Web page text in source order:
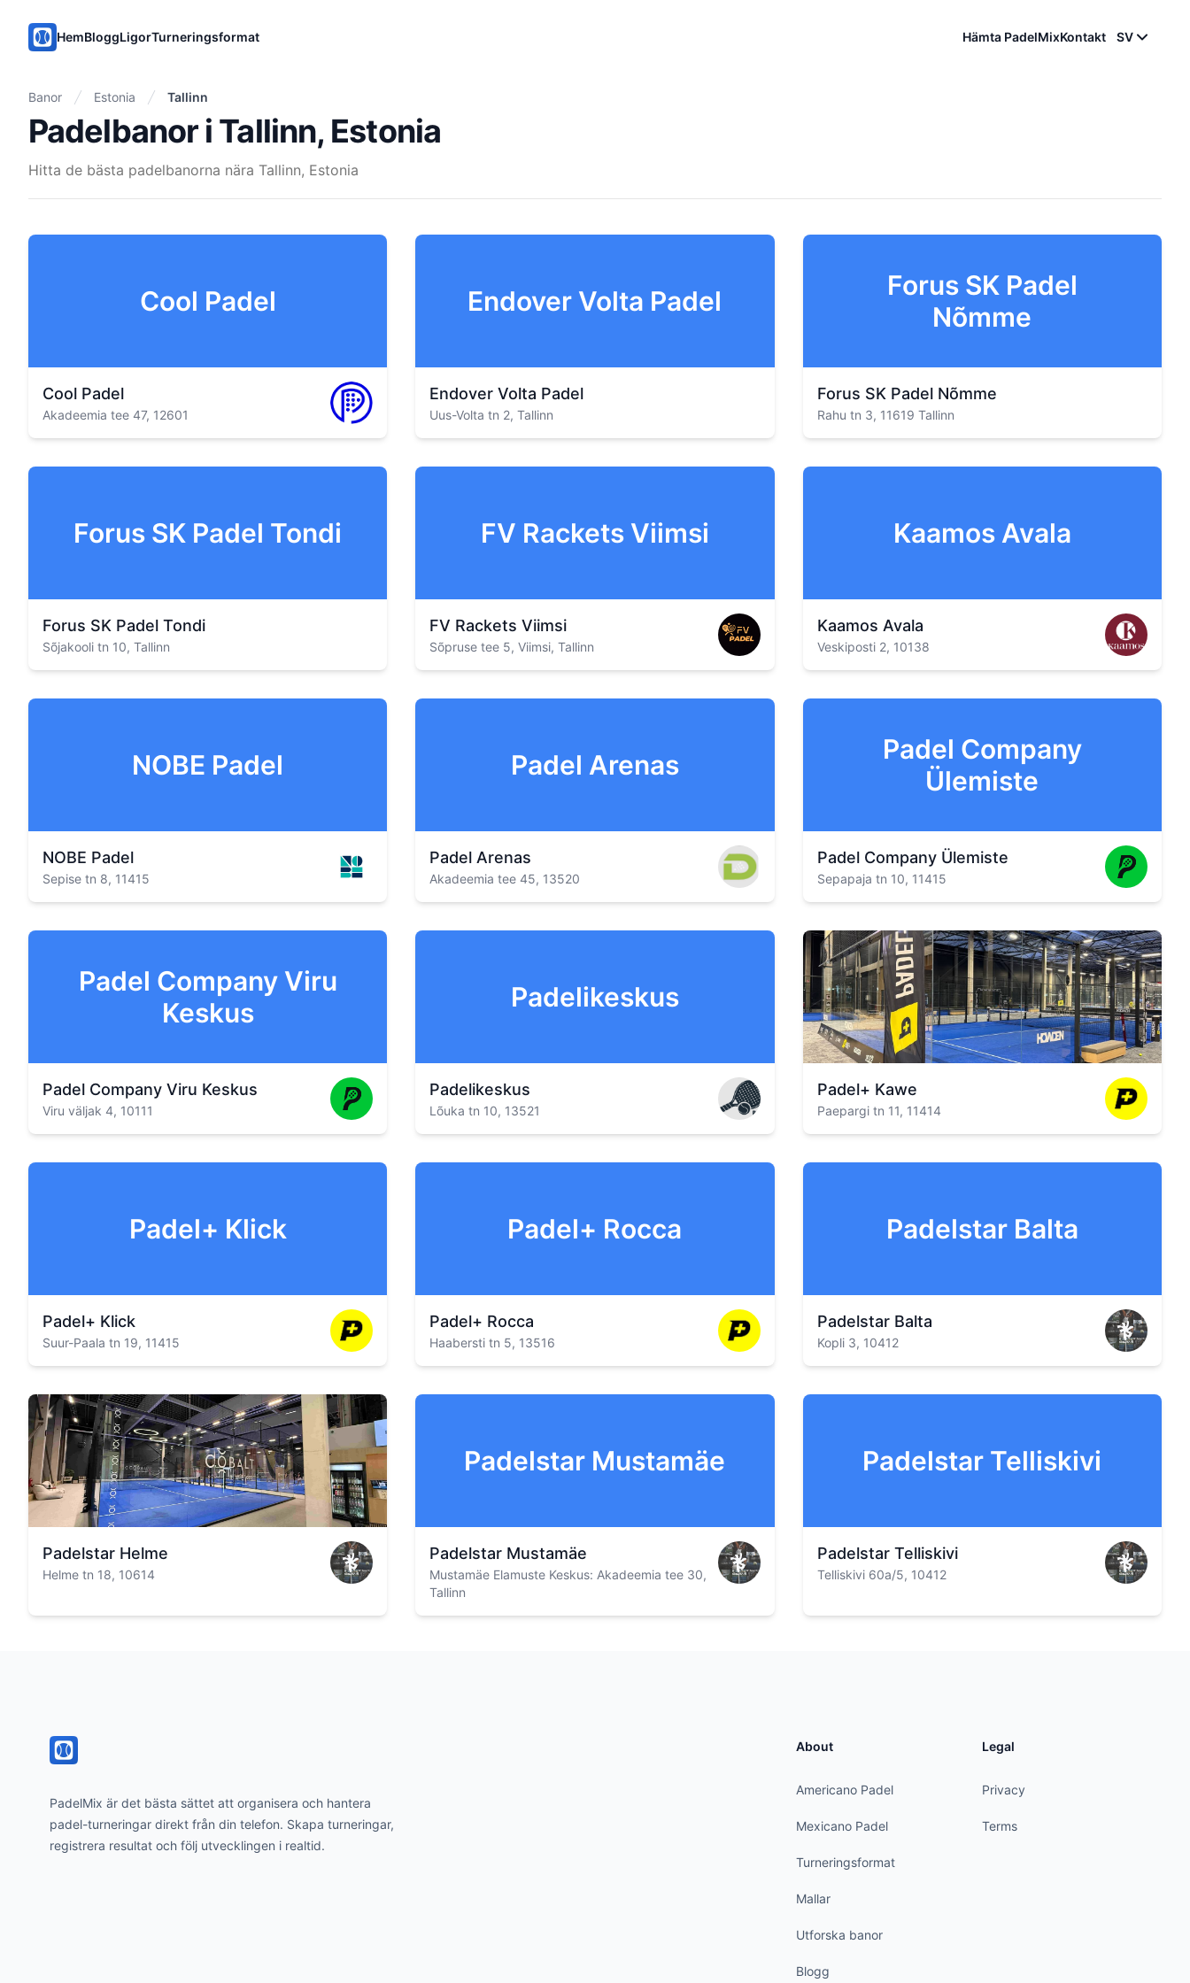
PadelMix
HemBloggLigorTurneringsformat Hämta PadelMixKontakt SV
Banor Estonia Tallinn
Padelbanor i Tallinn, Estonia
Hitta de bästa padelbanorna nära Tallinn, Estonia
Cool Padel
Cool Padel
Akadeemia tee 47, 12601
Endover Volta Padel
Endover Volta Padel
Uus-Volta tn 2, Tallinn
Forus SK Padel
Nõmme
Forus SK Padel Nõmme
Rahu tn 3, 11619 Tallinn
Forus SK Padel Tondi
Forus SK Padel Tondi
Sõjakooli tn 10, Tallinn
FV Rackets Viimsi
FV Rackets Viimsi
Sõpruse tee 5, Viimsi, Tallinn
Kaamos Avala
Kaamos Avala
Veskiposti 2, 10138
NOBE Padel
NOBE Padel
Sepise tn 8, 11415
Padel Arenas
Padel Arenas
Akadeemia tee 45, 13520
Padel Company
Ülemiste
Padel Company Ülemiste
Sepapaja tn 10, 11415
Padel Company Viru
Keskus
Padel Company Viru Keskus
Viru väljak 4, 10111
Padelikeskus
Padelikeskus
Lõuka tn 10, 13521
Padel+ Kawe
Paepargi tn 11, 11414
Padel+ Klick
Padel+ Klick
Suur-Paala tn 19, 11415
Padel+ Rocca
Padel+ Rocca
Haabersti tn 5, 13516
Padelstar Balta
Padelstar Balta
Kopli 3, 10412
Padelstar Helme
Helme tn 18, 10614
Padelstar Mustamäe
Padelstar Mustamäe
Mustamäe Elamuste Keskus: Akadeemia tee 30,
Tallinn
Padelstar Telliskivi
Padelstar Telliskivi
Telliskivi 60a/5, 10412
PadelMix är det bästa sättet att organisera och hantera
padel-turneringar direkt från din telefon. Skapa turneringar,
registrera resultat och följ utvecklingen i realtid.
About
Americano Padel
Mexicano Padel
Turneringsformat
Mallar
Utforska banor
Blogg
Legal
Privacy
Terms